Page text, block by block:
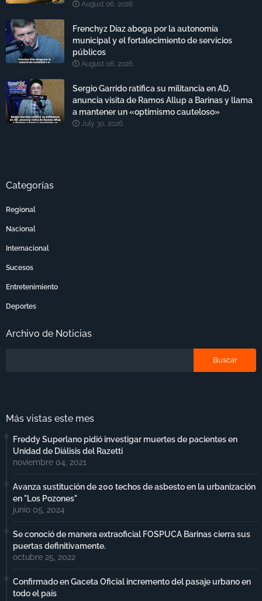
August 06, 2026
Frenchyz Díaz aboga por la autonomía
municipal y el fortalecimiento de servicios
públicos
August 06, 2026
Sergio Garrido ratifica su militancia en AD,
anuncia visita de Ramos Allup a Barinas y llama
a mantener un «optimismo cauteloso»
July 30, 2026
Categorías
Regional
Nacional
Internacional
Sucesos
Entretenimiento
Deportes
Archivo de Noticias
Más vistas este mes
Freddy Superlano pidió investigar muertes de pacientes en
Unidad de Diálisis del Razetti
noviembre 04, 2021
Avanza sustitución de 200 techos de asbesto en la urbanización
en "Los Pozones"
junio 05, 2024
Se conoció de manera extraoficial FOSPUCA Barinas cierra sus
puertas definitivamente.
octubre 25, 2022
Confirmado en Gaceta Oficial incremento del pasaje urbano en
todo el país